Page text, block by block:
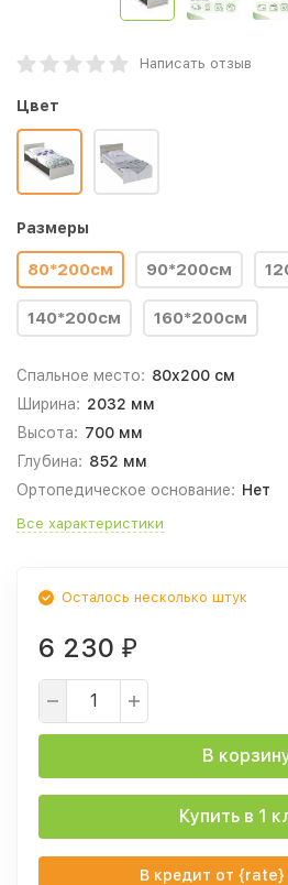
Написать отзыв
Цвет
Размеры
80*200см 90*200см
140*200см 160*200см
Спальное место: 80x200 см
Ширина: 2032 мм
Высота: 700 мм
Глубина: 852 мм
Ортопедическое основание: Нет
Все характеристики
Осталось несколько штук
6 230 ₽
В
Купить в 1
В кредит от